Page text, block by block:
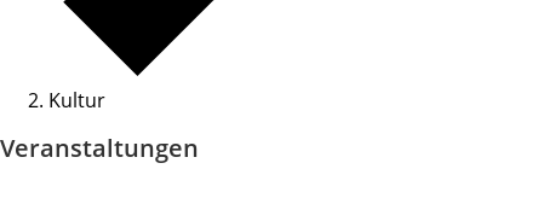
Kultur
Veranstaltungen